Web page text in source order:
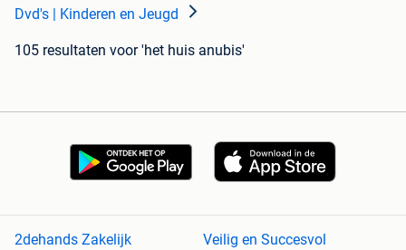
Dvd's | Kinderen en Jeugd
105 resultaten voor 'het huis anubis'
2dehands Zakelijk
Veilig en Succesvol